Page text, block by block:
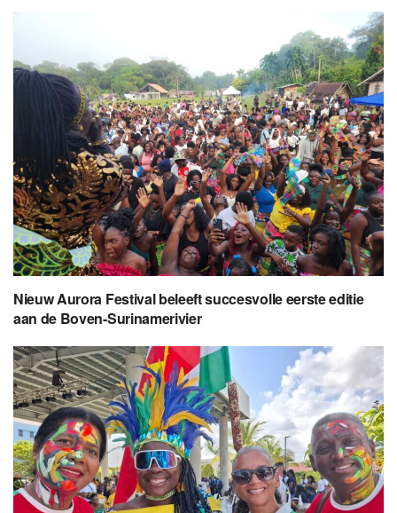
Nieuw Aurora Festival beleeft succesvolle eerste editie
aan de Boven-Surinamerivier